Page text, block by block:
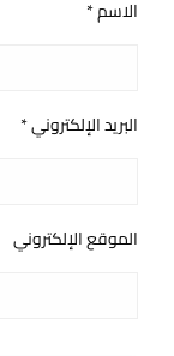
الاسم*
البريد الإلكتروني*
الموقع الإلكتروني